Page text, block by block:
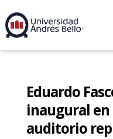
Eduardo
inaugural en
auditorio